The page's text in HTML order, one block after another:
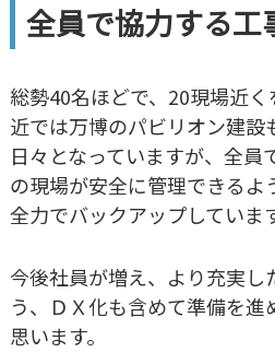
全員で協力する工
総勢40名ほどで、20現場近
近では万博のパビリオン建設
日々となっていますが、全員
の現場が安全に管理できるよ
全力でバックアップしていま
今後社員が増え、より充実し
う、ＤＸ化も含めて準備を進
思います。